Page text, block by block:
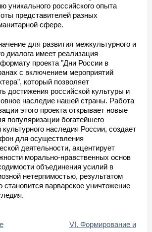
уникального российского опыта
представителей разных
сфере.
для развития межкультурного и
диалога имеет реализация
проекта "Дни России в
с включением мероприятий
который позволяет
достижения российской культуры и
наследие нашей страны. Работа
этого проекта открывает новые
популяризации богатейшего
культурного наследия России, создает
для осуществления
деятельности, акцентирует
морально-нравственных основ
объединения усилий в
нетерпимостью, результатом
становится варварское уничтожение
VI. Формирование и